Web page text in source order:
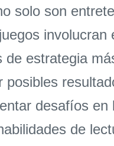
solo son
de estrategia
posibles
desafíos
de